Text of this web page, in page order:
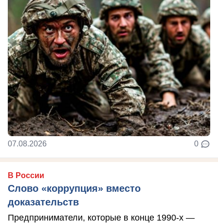
07.08.2026 0
В России
Слово «коррупция» вместо
доказательств
Предприниматели, которые в конце 1990-х —